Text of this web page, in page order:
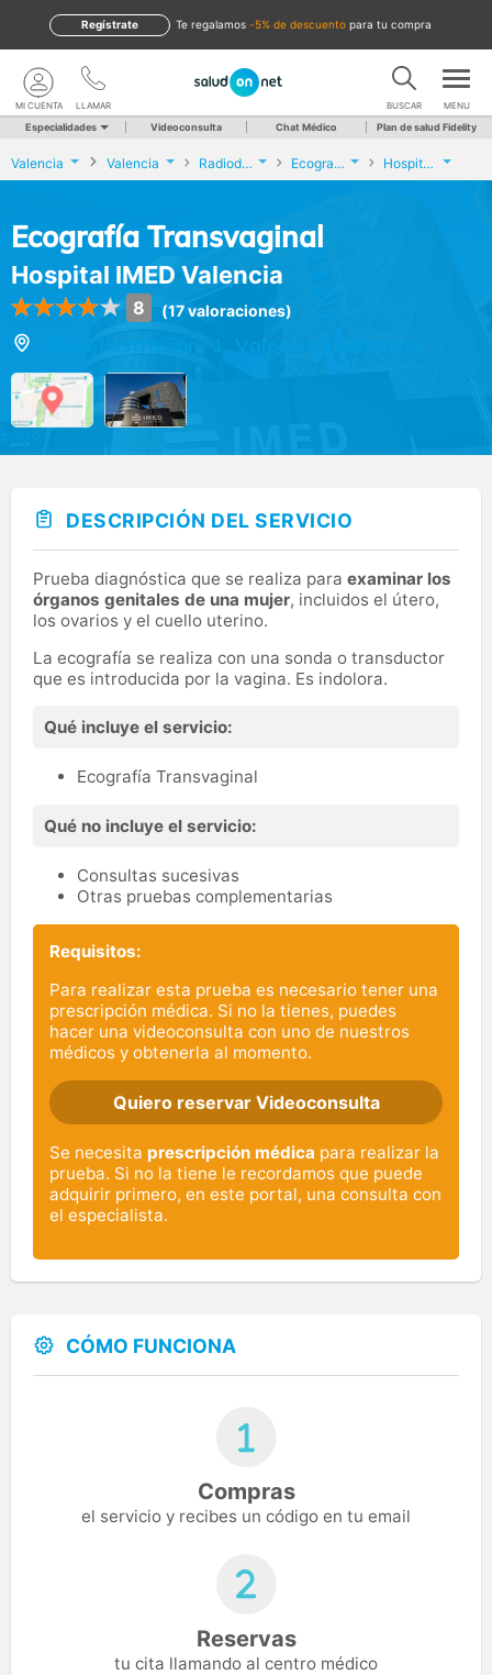
te regalamos -5% de descuento para tu compra
Regístrate
LLAMAR
MI CUENTA BUSCAR MENU
Especialidades Videoconsulta Chat Médico Plan de salud Fidelity
Valencia Valencia Radiodiagnóstico Ecografía Transvaginal Hospital IMED Valencia
Ecografía Transvaginal
Hospital IMED Valencia
8 (17 valoraciones)
DESCRIPCIÓN DEL SERVICIO
Prueba diagnóstica que se realiza para examinar los
órganos genitales de una mujer, incluidos el útero,
los ovarios y el cuello uterino.
La ecografía se realiza con una sonda o transductor
que es introducida por la vagina. Es indolora.
Qué incluye el servicio:
Ecografía Transvaginal
Qué no incluye el servicio:
Consultas sucesivas
Otras pruebas complementarias
Requisitos:
Para realizar esta prueba es necesario tener una
prescripción médica. Si no la tienes, puedes
hacer una videoconsulta con uno de nuestros
médicos y obtenerla al momento.
Quiero reservar Videoconsulta
Se necesita prescripción médica para realizar la
prueba. Si no la tiene le recordamos que puede
adquirir primero, en este portal, una consulta con
el especialista.
CÓMO FUNCIONA
Compras
el servicio y recibes un código en tu email
Reservas
tu cita llamando al centro médico